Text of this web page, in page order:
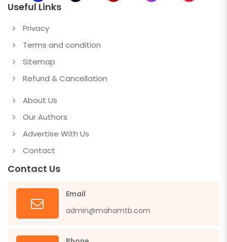
Useful Links
Privacy
Terms and condition
Sitemap
Refund & Cancellation
About Us
Our Authors
Advertise With Us
Contact
Contact Us
Email
admin@mahamtb.com